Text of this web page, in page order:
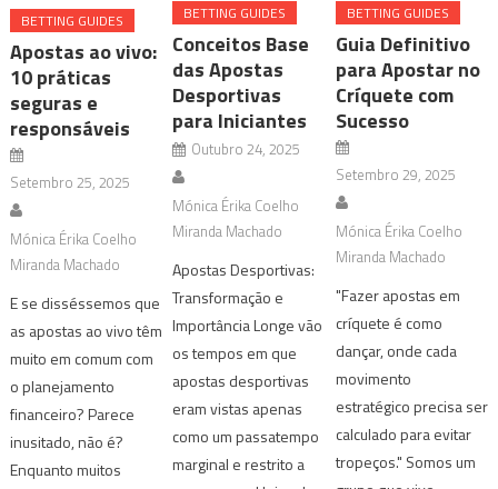
BETTING GUIDES
Apostas ao vivo:
10 práticas
seguras e
responsáveis
Setembro 25, 2025
Mónica Érika Coelho
Miranda Machado
E se disséssemos que
as apostas ao vivo têm
muito em comum com
o planejamento
financeiro? Parece
inusitado, não é?
Enquanto muitos
BETTING GUIDES
Conceitos Base
das Apostas
Desportivas
para Iniciantes
Outubro 24, 2025
Mónica Érika Coelho
Miranda Machado
Apostas Desportivas:
Transformação e
Importância Longe vão
os tempos em que
apostas desportivas
eram vistas apenas
como um passatempo
marginal e restrito a
BETTING GUIDES
Guia Definitivo
para Apostar no
Críquete com
Sucesso
Setembro 29, 2025
Mónica Érika Coelho
Miranda Machado
"Fazer apostas em
críquete é como
dançar, onde cada
movimento
estratégico precisa ser
calculado para evitar
tropeços." Somos um